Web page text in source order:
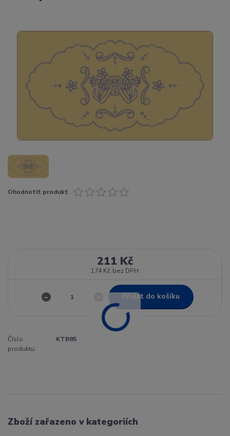
Ohodnotit produkt
211 Kč
174 Kč bez DPH
Přidat do košíku
Číslo
produktu:
KTB85
Zboží zařazeno v kategoriích